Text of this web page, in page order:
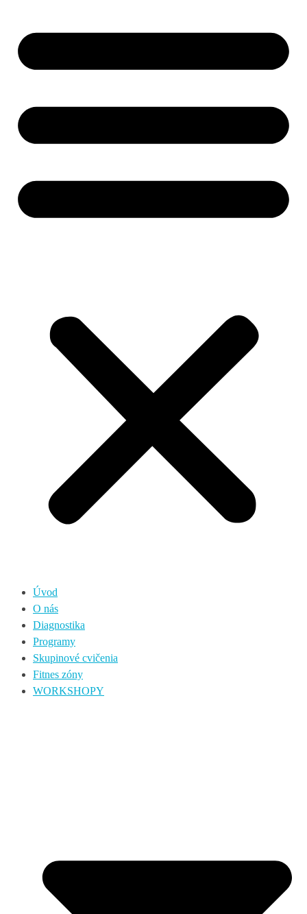
Úvod
O nás
Diagnostika
Programy
Skupinové cvičenia
Fitnes zóny
WORKSHOPY